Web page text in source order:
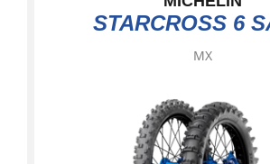
STARCROSS 6
MX